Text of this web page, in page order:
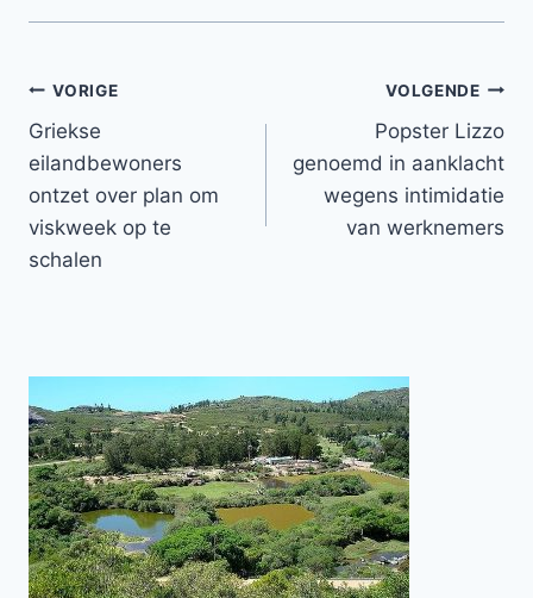
Bericht
navigatie
VORIGE
Griekse
eilandbewoners
ontzet over plan om
viskweek op te
schalen
VOLGENDE
Popster Lizzo
genoemd in aanklacht
wegens intimidatie
van werknemers